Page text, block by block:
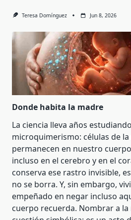
Teresa Domínguez Jun 8, 2026
Donde habita la madre
La ciencia lleva años
microquimerismo: células de
permanecen en nuestro
incluso en el cerebro y en el
conserva ese rastro invisible,
no se borra. Y, sin embargo,
empeñado en negar incluso
cuerpo recuerda. Nombrar a la